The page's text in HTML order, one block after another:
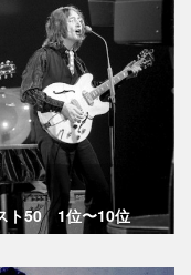
ト50 1位〜10位